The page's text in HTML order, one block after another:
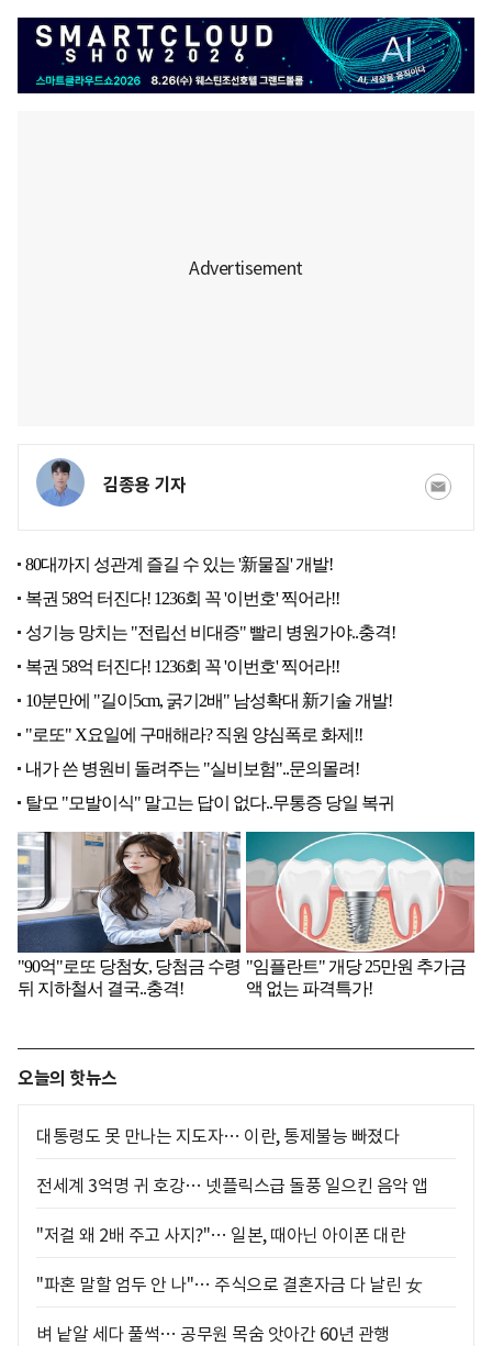
김종용 기자
오늘의 핫뉴스
대통령도 못 만나는 지도자… 이란, 통제불능 빠졌다
전세계 3억명 귀 호강… 넷플릭스급 돌풍 일으킨 음악 앱
"저걸 왜 2배 주고 사지?"… 일본, 때아닌 아이폰 대란
"파혼 말할 엄두 안 나"… 주식으로 결혼자금 다 날린 女
벼 낱알 세다 풀썩… 공무원 목숨 앗아간 60년 관행